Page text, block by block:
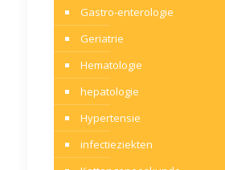
Gastro-enterologie
Geriatrie
Hematologie
hepatologie
Hypertensie
infectieziekten